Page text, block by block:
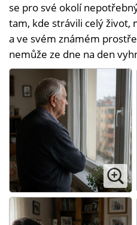
se pro své okolí
tam, kde strávili celý život,
a ve svém známém
nemůže ze dne na den